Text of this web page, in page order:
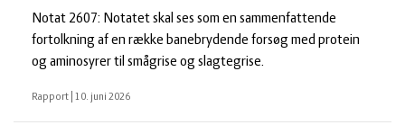
Notat 2607: Notatet skal ses som en sammenfattende
fortolkning af en række banebrydende forsøg med protein
og aminosyrer til smågrise og slagtegrise.
Rapport 10. juni 2026